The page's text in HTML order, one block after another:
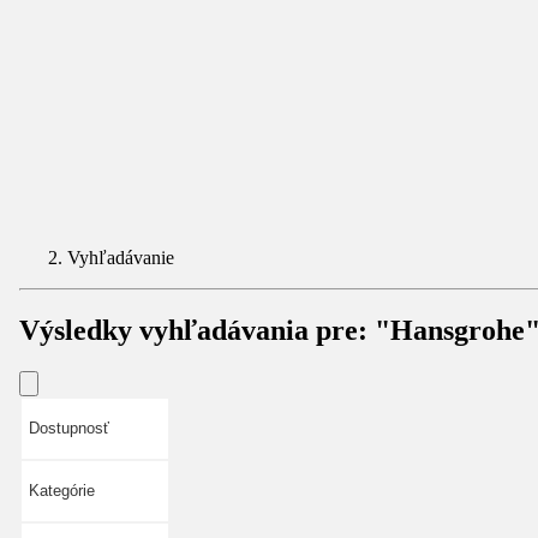
Vyhľadávanie
Výsledky vyhľadávania pre:
Dostupnosť
Kategórie